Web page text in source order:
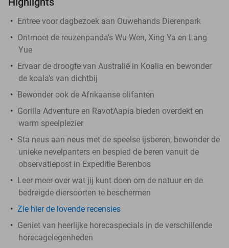
Entree voor dagbezoek aan Ouwehands Dierenpark
Ontmoet de reuzenpanda's Wu Wen, Xing Ya en Lang
Yue
Ervaar de droogte van Australië in Koalia en bewonder
de koala's van dichtbij
Bewonder ook de Afrikaanse olifanten
Gorilla Adventure en RavotAapia bieden overdekt en
warm speelplezier
Sta neus aan neus met de speelse ijsberen, bewonder de
unieke nevelpanters en bespied de beren vanuit de
observatiepost in Expeditie Berenbos
Leer meer over wat jij kunt doen om de natuur en de
bedreigde diersoorten te beschermen
Zie hier de lovende recensies
Geniet van heerlijke horecaspecials in de verschillende
horecagelegenheden